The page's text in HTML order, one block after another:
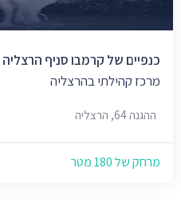
כנפיים של קרמבו סניף הרצליה
מרכז קהילתי בהרצליה
ההגנה 64, הרצליה
מרחק של 180 מטר